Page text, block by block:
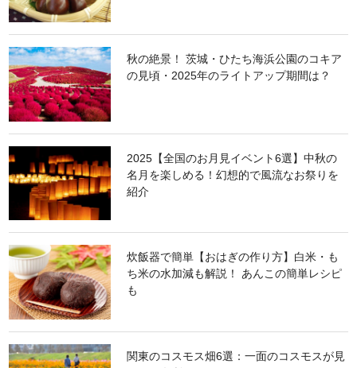
んぽんと握り寿司のセットが用意されているほど、小浜で愛される逸品で
す。
秋の絶景！ 茨城・ひたち海浜公園のコキア
の見頃・2025年のライトアップ期間は？
2025【全国のお月見イベント6選】中秋の
名月を楽しめる！幻想的で風流なお祭りを
紹介
炊飯器で簡単【おはぎの作り方】白米・も
ち米の水加減も解説！ あんこの簡単レシピ
も
関東のコスモス畑6選：一面のコスモスが見